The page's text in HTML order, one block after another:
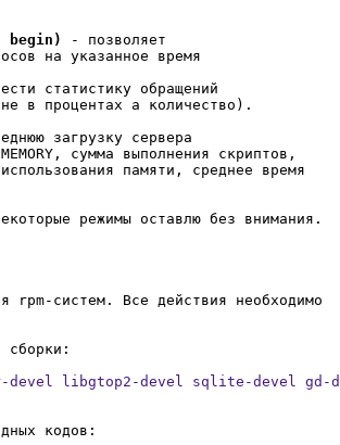
begin)
- позволяет
на указанное время
статистику обращений
в процентах а количество).
загрузку сервера
сумма выполнения скриптов,
памяти, среднее время
режимы оставлю без внимания.
rpm-систем. Все действия необходимо
libgtop2-devel sqlite-devel gd-